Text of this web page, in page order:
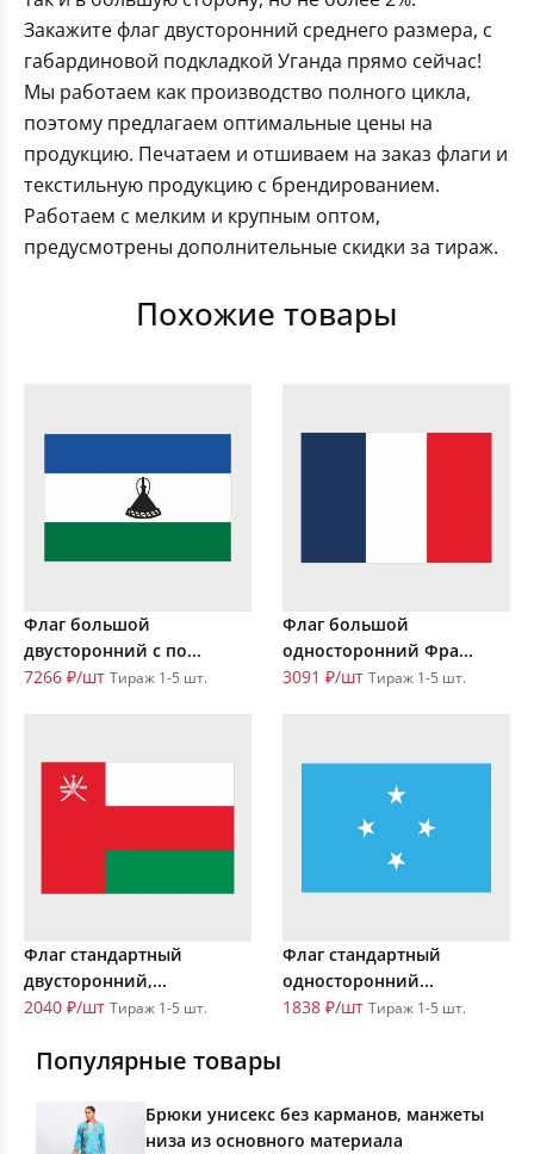
Закажите флаг двусторонний среднего размера, с
габардиновой подкладкой Уганда прямо сейчас!
Мы работаем как производство полного цикла,
поэтому предлагаем оптимальные цены на
продукцию. Печатаем и отшиваем на заказ флаги и
текстильную продукцию с брендированием.
Работаем с мелким и крупным оптом,
предусмотрены дополнительные скидки за тираж.
Похожие товары
Флаг большой
двусторонний с по...
7266 ₽/шт Тираж 1-5 шт.
Флаг большой
односторонний Фра...
3091 ₽/шт Тираж 1-5 шт.
Флаг стандартный
двусторонний,...
2040 ₽/шт Тираж 1-5 шт.
Флаг стандартный
односторонний...
1838 ₽/шт Тираж 1-5 шт.
Популярные товары
Брюки унисекс без карманов, манжеты
низа из основного материала